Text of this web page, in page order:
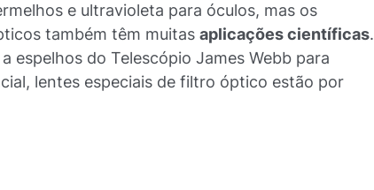
e ultravioleta para óculos, mas os
também têm muitasaplicações científicas.
espelhos do Telescópio James Webb para
lentes especiais de filtro óptico estão por